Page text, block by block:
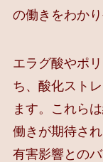
の働きをわか
エラグ酸やポ
ち、酸化スト
ます。これら
働きが期待さ
有害影響との